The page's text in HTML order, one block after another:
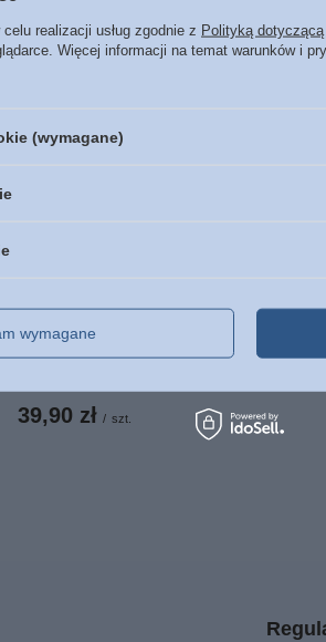
BESTSELLERY
wszystko może odmienić
39,90 zł / szt.
realizacji usług zgodnie z Polityką
Więcej informacji na temat warunków i
(wymagane)
wymagane